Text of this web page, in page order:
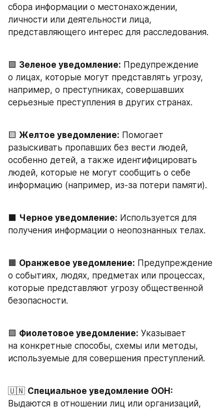
сбора информации о местонахождении,
личности или деятельности лица,
представляющего интерес для расследования.
🟩 Зеленое уведомление: Предупреждение
о лицах, которые могут представлять угрозу,
например, о преступниках, совершавших
серьезные преступления в других странах.
🟨 Желтое уведомление: Помогает
разыскивать пропавших без вести людей,
особенно детей, а также идентифицировать
людей, которые не могут сообщить о себе
информацию (например, из-за потери памяти).
⬛️ Черное уведомление: Используется для
получения информации о неопознанных телах.
🟧 Оранжевое уведомление: Предупреждение
о событиях, людях, предметах или процессах,
которые представляют угрозу общественной
безопасности.
🟪 Фиолетовое уведомление: Указывает
на конкретные способы, схемы или методы,
используемые для совершения преступлений.
🇺🇳 Специальное уведомление ООН:
Выдаются в отношении лиц или организаций,